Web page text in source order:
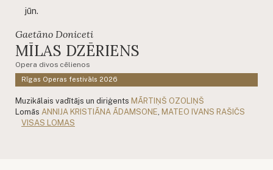
jūn.
Gaetāno Doniceti
MĪLAS DZĒRIENS
Opera divos cēlienos
Rīgas Operas festivāls 2026
Muzikālais vadītājs un diriģents MĀRTIŅŠ OZOLIŅŠ
Lomās ANNIJA KRISTIĀNA ĀDAMSONE MATEO IVANS RAŠIČS
VISAS LOMAS